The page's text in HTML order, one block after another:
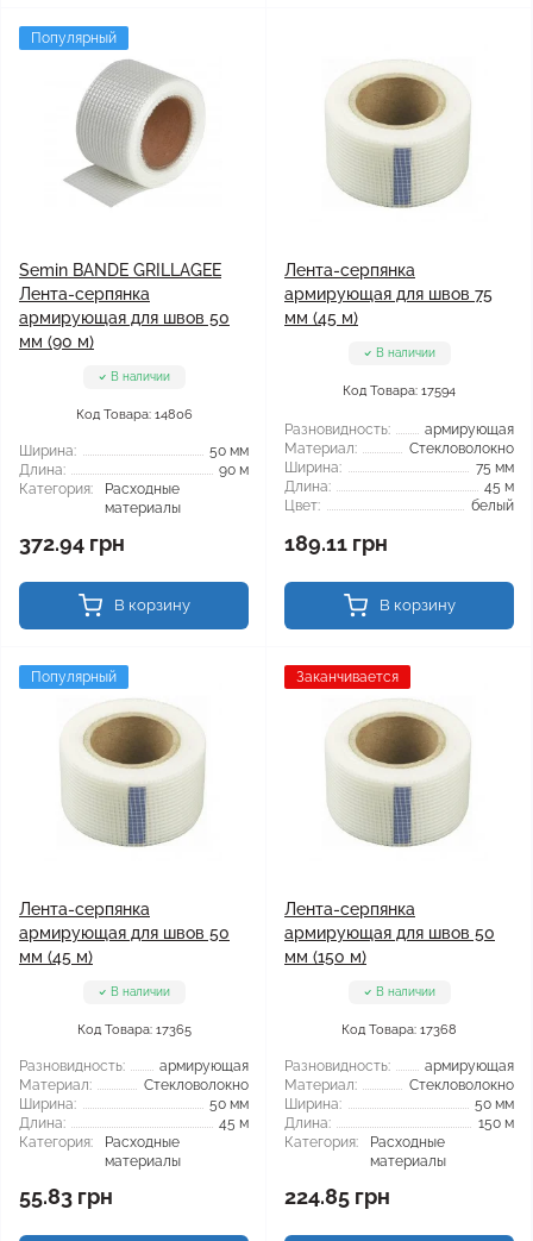
Популярный
Semin BANDE GRILLAGEЕ
Лента-серпянка
армирующая для швов 50
мм (90 м)
В наличии
Код Товара: 14806
Ширина:
50 мм
Длина:
90 м
Категория:
Расходные
материалы
372.94 грн
В корзину
Лента-серпянка
армирующая для швов 75
мм (45 м)
В наличии
Код Товара: 17594
Разновидность:
армирующая
Материал:
Стекловолокно
Ширина:
75 мм
Длина:
45 м
Цвет:
белый
189.11 грн
В корзину
Популярный
Лента-серпянка
армирующая для швов 50
мм (45 м)
В наличии
Код Товара: 17365
Разновидность:
армирующая
Материал:
Стекловолокно
Ширина:
50 мм
Длина:
45 м
Категория:
Расходные
материалы
55.83 грн
Заканчивается
Лента-серпянка
армирующая для швов 50
мм (150 м)
В наличии
Код Товара: 17368
Разновидность:
армирующая
Материал:
Стекловолокно
Ширина:
50 мм
Длина:
150 м
Категория:
Расходные
материалы
224.85 грн